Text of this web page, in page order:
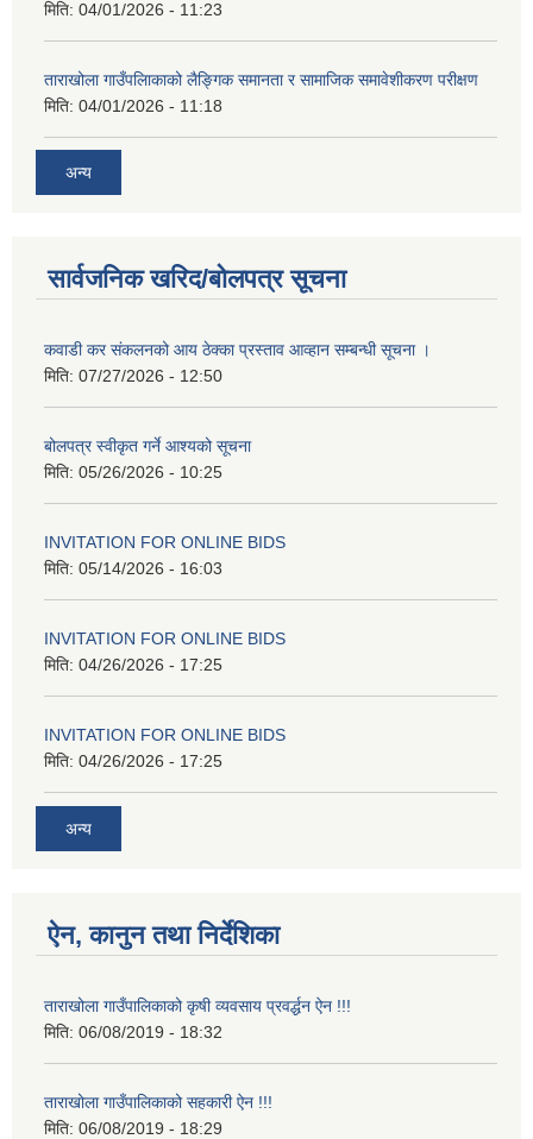
मिति: 04/01/2026 - 11:23
ताराखोला गाउँपलािकाको लैङ्गिक समानता र सामाजिक समावेशीकरण परीक्षण
मिति: 04/01/2026 - 11:18
अन्य
सार्वजनिक खरिद/बोलपत्र सूचना
कवाडी कर संकलनको आय ठेक्का प्रस्ताव आव्हान सम्बन्धी सूचना ।
मिति: 07/27/2026 - 12:50
बोलपत्र स्वीकृत गर्ने आश्यको सूचना
मिति: 05/26/2026 - 10:25
INVITATION FOR ONLINE BIDS
मिति: 05/14/2026 - 16:03
INVITATION FOR ONLINE BIDS
मिति: 04/26/2026 - 17:25
INVITATION FOR ONLINE BIDS
मिति: 04/26/2026 - 17:25
अन्य
ऐन, कानुन तथा निर्देशिका
ताराखोला गाउँपालिकाको कृषी व्यवसाय प्रवर्द्धन ऐन !!!
मिति: 06/08/2019 - 18:32
ताराखोला गाउँपालिकाको सहकारी ऐन !!!
मिति: 06/08/2019 - 18:29